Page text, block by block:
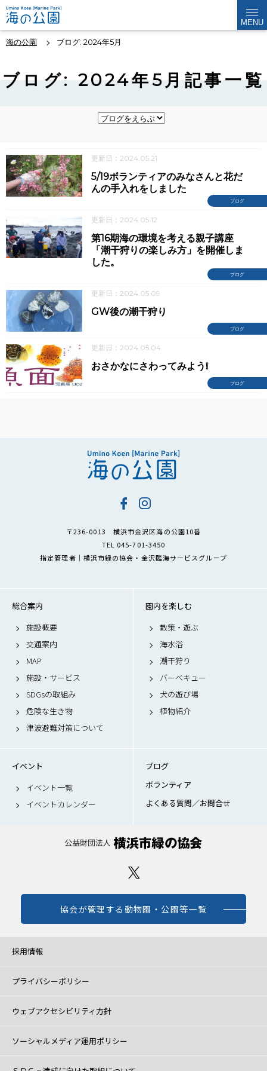
MENU
海の公園 ブログ: 2024年5月
ブログ: 2024年5月記事一覧
更新日：2024.05.21
ブログ
5/19ボランティアのみなさんと花だ
んの手入れをしました
更新日：2024.05.12
ブログ
第16期海の環境を考える親子講座
「潮干狩りの楽しみ方」を開催しま
した。
更新日：2024.05.09
ブログ
GW後の潮干狩り
更新日：2024.05.04
ブログ
おさかなにさわってみよう❕
〒236-0013 横浜市金沢区海の公園10番
TEL 045-701-3450
指定管理者｜横浜市緑の協会・金沢臨海サービスグループ
総合案内
施設概要
交通案内
MAP
施設・サービス
SDGsの取組み
危険な生き物
津波避難対策について
園内を楽しむ
散策・遊ぶ
海水浴
潮干狩り
バーベキュー
犬の遊び場
植物紹介
イベント
イベント一覧
イベントカレンダー
ブログ
ボランティア
よくある質問／お問合せ
協会が管理する動物園・公園等一覧
採用情報
プライバシーポリシー
ウェブアクセシビリティ方針
ソーシャルメディア運用ポリシー